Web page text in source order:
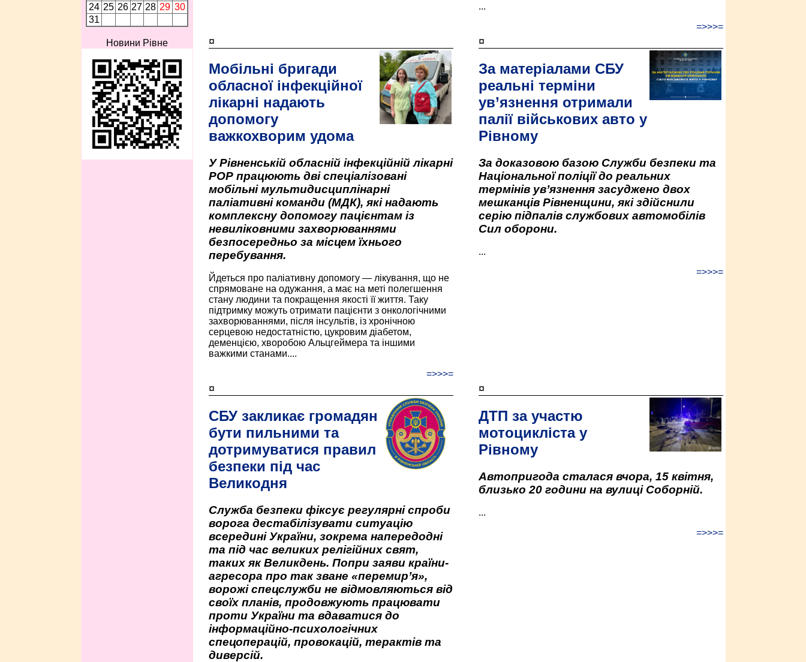
24 25 26 27 28 29 30
31
Новини Рівне
...
=>>>=
¤
Мобільні бригади
обласної інфекційної
лікарні надають
допомогу
важкохворим удома
У Рівненській обласній інфекційній лікарні
РОР працюють дві спеціалізовані
мобільні мультидисциплінарні
паліативні команди (МДК), які надають
комплексну допомогу пацієнтам із
невиліковними захворюваннями
безпосередньо за місцем їхнього
перебування.
Йдеться про паліативну допомогу — лікування, що не
спрямоване на одужання, а має на меті полегшення
стану людини та покращення якості її життя. Таку
підтримку можуть отримати пацієнти з онкологічними
захворюваннями, після інсультів, із хронічною
серцевою недостатністю, цукровим діабетом,
деменцією, хворобою Альцгеймера та іншими
важкими станами....
=>>>=
¤
За матеріалами СБУ
реальні терміни
ув’язнення отримали
палії військових авто у
Рівному
За доказовою базою Служби безпеки та
Національної поліції до реальних
термінів ув’язнення засуджено двох
мешканців Рівненщини, які здійснили
серію підпалів службових автомобілів
Сил оборони.
...
=>>>=
¤
СБУ закликає громадян
бути пильними та
дотримуватися правил
безпеки під час
Великодня
Служба безпеки фіксує регулярні спроби
ворога дестабілізувати ситуацію
всередині України, зокрема напередодні
та під час великих релігійних свят,
таких як Великдень. Попри заяви країни-
агресора про так зване «перемир’я»,
ворожі спецслужби не відмовляються від
своїх планів, продовжують працювати
проти України та вдаватися до
інформаційно-психологічних
спецоперацій, провокацій, терактів та
диверсій.
¤
ДТП за участю
мотоцикліста у
Рівному
Автопригода сталася вчора, 15 квітня,
близько 20 години на вулиці Соборній.
...
=>>>=